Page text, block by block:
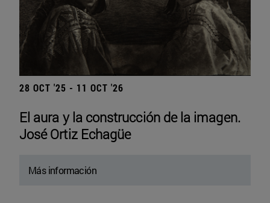
28 OCT '25 - 11 OCT '26
El aura y la construcción de la imagen.
José Ortiz Echagüe
Más información